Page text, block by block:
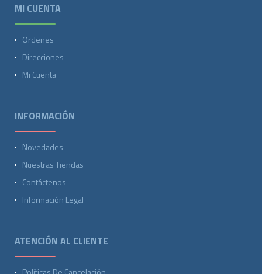
MI CUENTA
Ordenes
Direcciones
Mi Cuenta
INFORMACIÓN
Novedades
Nuestras Tiendas
Contáctenos
Información Legal
ATENCIÓN AL CLIENTE